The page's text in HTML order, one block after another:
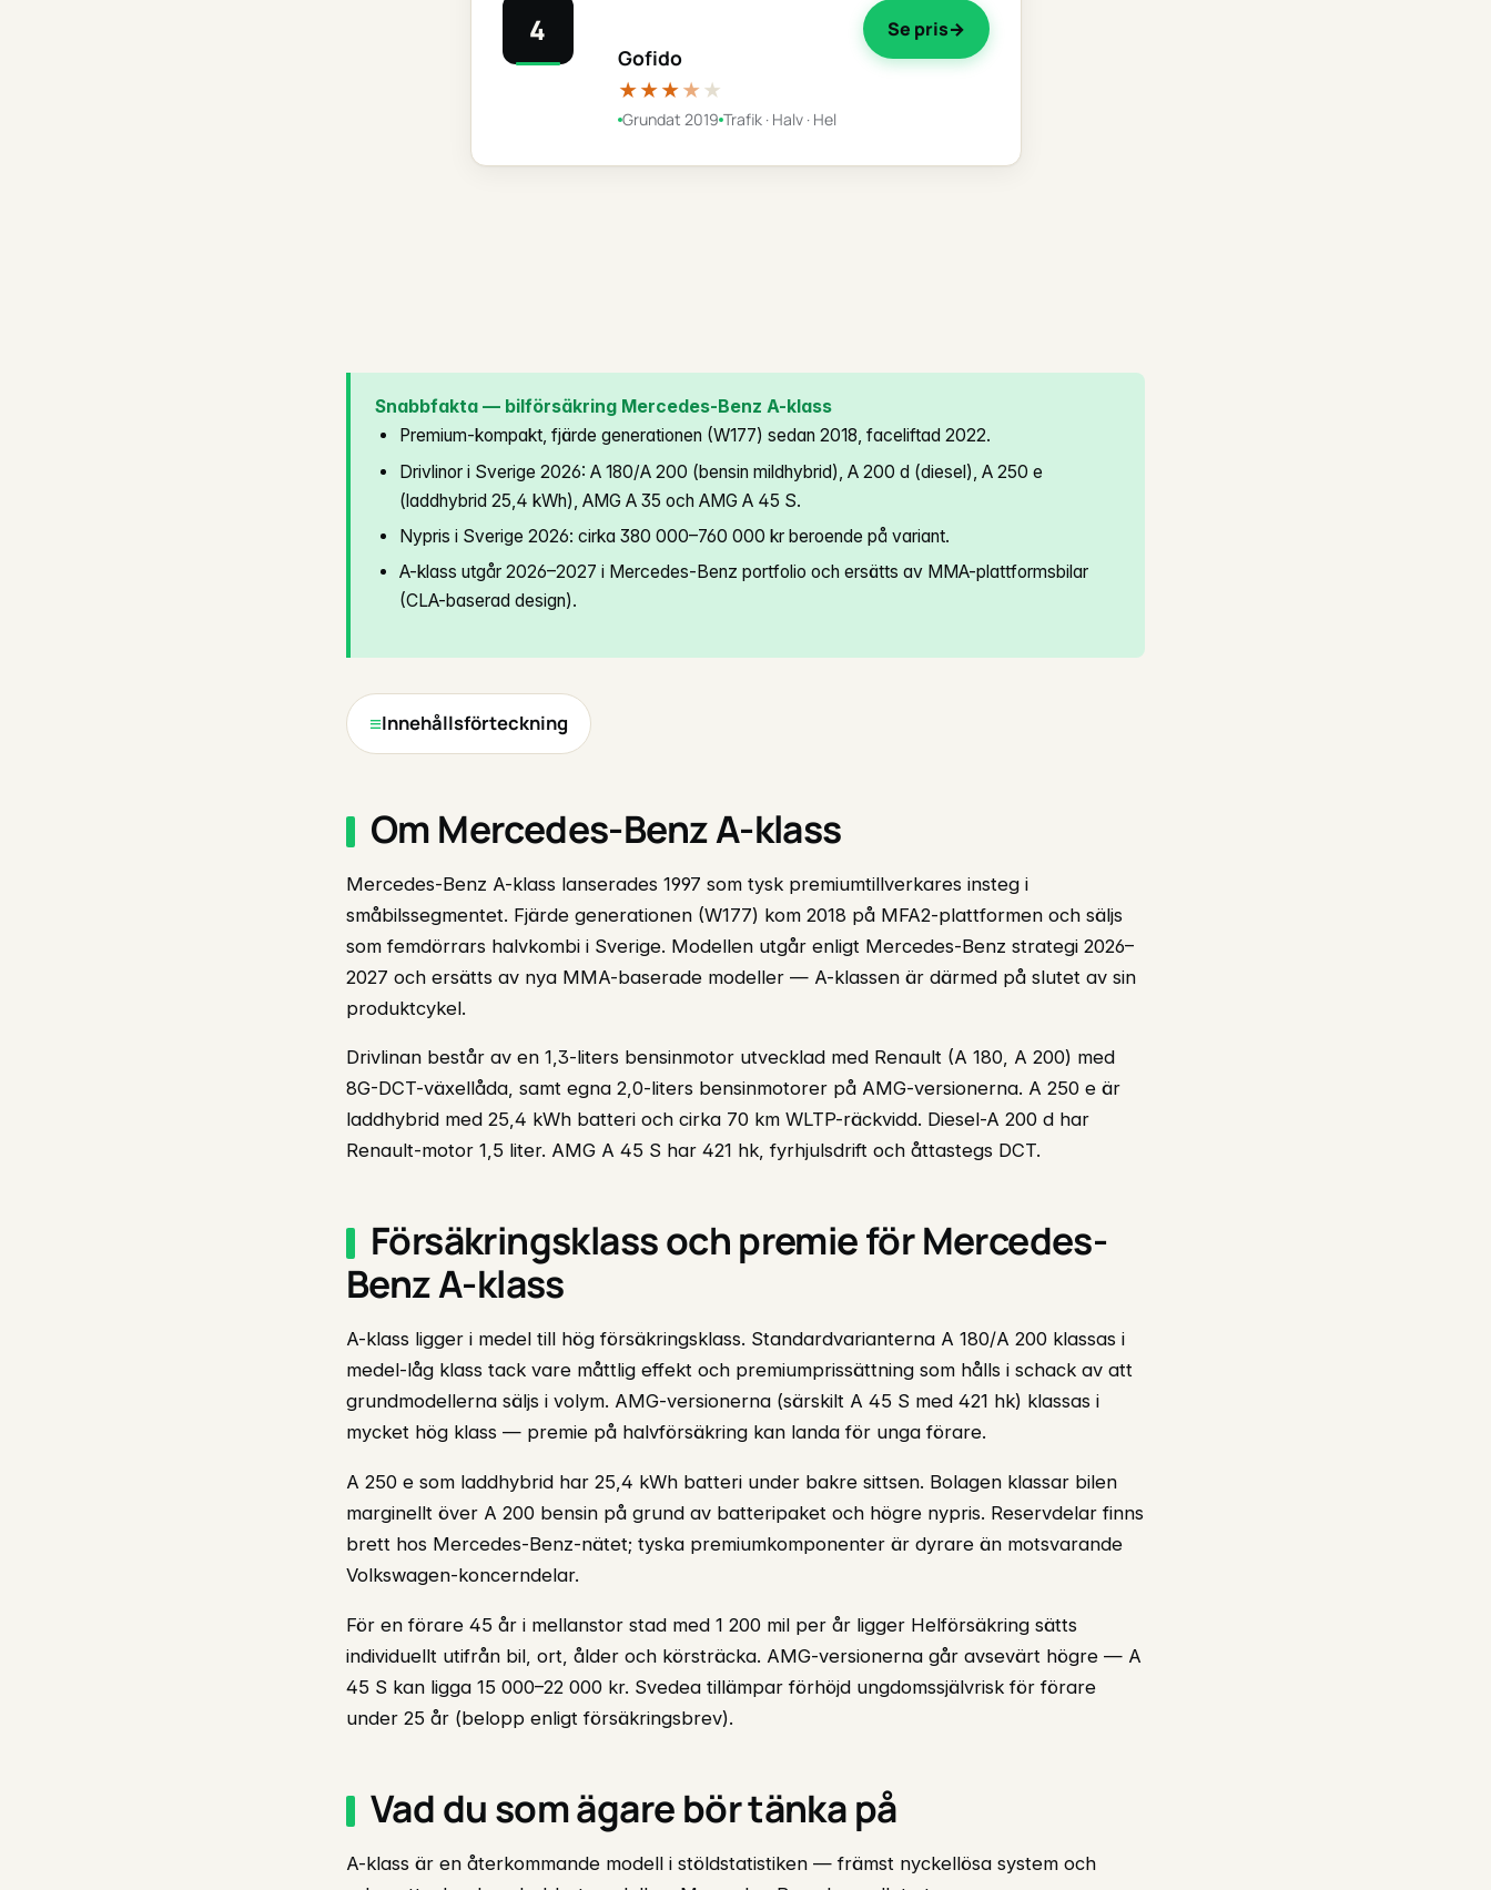
4
Gofido
★★★★★
Grundat 2019 Trafik · Halv · Hel
Se pris
Snabbfakta — bilförsäkring Mercedes-Benz A-klass
Premium-kompakt, fjärde generationen (W177) sedan 2018, faceliftad 2022.
Drivlinor i Sverige 2026: A 180/A 200 (bensin mildhybrid), A 200 d (diesel), A 250 e
(laddhybrid 25,4 kWh), AMG A 35 och AMG A 45 S.
Nypris i Sverige 2026: cirka 380 000–760 000 kr beroende på variant.
A-klass utgår 2026–2027 i Mercedes-Benz portfolio och ersätts av MMA-plattformsbilar
(CLA-baserad design).
Innehållsförteckning
Om Mercedes-Benz A-klass
Mercedes-Benz A-klass lanserades 1997 som tysk premiumtillverkares insteg i
småbilssegmentet. Fjärde generationen (W177) kom 2018 på MFA2-plattformen och säljs
som femdörrars halvkombi i Sverige. Modellen utgår enligt Mercedes-Benz strategi 2026–
2027 och ersätts av nya MMA-baserade modeller — A-klassen är därmed på slutet av sin
produktcykel.
Drivlinan består av en 1,3-liters bensinmotor utvecklad med Renault (A 180, A 200) med
8G-DCT-växellåda, samt egna 2,0-liters bensinmotorer på AMG-versionerna. A 250 e är
laddhybrid med 25,4 kWh batteri och cirka 70 km WLTP-räckvidd. Diesel-A 200 d har
Renault-motor 1,5 liter. AMG A 45 S har 421 hk, fyrhjulsdrift och åttastegs DCT.
Försäkringsklass och premie för Mercedes-
Benz A-klass
A-klass ligger i medel till hög försäkringsklass. Standardvarianterna A 180/A 200 klassas i
medel-låg klass tack vare måttlig effekt och premiumprissättning som hålls i schack av att
grundmodellerna säljs i volym. AMG-versionerna (särskilt A 45 S med 421 hk) klassas i
mycket hög klass — premie på halvförsäkring kan landa för unga förare.
A 250 e som laddhybrid har 25,4 kWh batteri under bakre sittsen. Bolagen klassar bilen
marginellt över A 200 bensin på grund av batteripaket och högre nypris. Reservdelar finns
brett hos Mercedes-Benz-nätet; tyska premiumkomponenter är dyrare än motsvarande
Volkswagen-koncerndelar.
För en förare 45 år i mellanstor stad med 1 200 mil per år ligger Helförsäkring sätts
individuellt utifrån bil, ort, ålder och körsträcka. AMG-versionerna går avsevärt högre — A
45 S kan ligga 15 000–22 000 kr. Svedea tillämpar förhöjd ungdomssjälvrisk för förare
under 25 år (belopp enligt försäkringsbrev).
Vad du som ägare bör tänka på
A-klass är en återkommande modell i stöldstatistiken — främst nyckellösa system och